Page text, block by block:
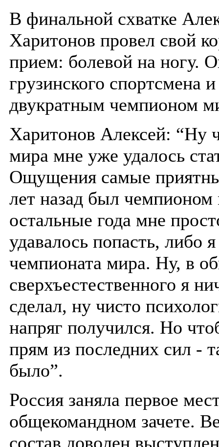
В финальной схватке
Харитонов провел свой
прием: болевой на ногу.
грузинского спортсмена
двукратным чемпионом
Харитонов Алексей: “Ну
мира мне уже удалось
Ощущения самые
лет назад был чемпионом
остальные года мне
удавалось попасть, либо
чемпионата мира. Ну, в
сверхъестественного я
сделал, ну чисто
напряг получился. Но
прям из последних сил -
было”.
Россия заняла первое
общекомандном зачете.
состав доволен